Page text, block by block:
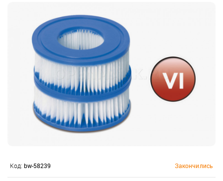
Код: bw-58239 Закончились